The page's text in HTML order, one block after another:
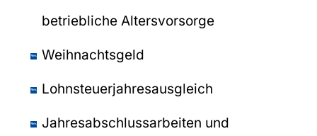
betriebliche Altersvorsorge
Weihnachtsgeld
Lohnsteuerjahresausgleich
Jahresabschlussarbeiten und